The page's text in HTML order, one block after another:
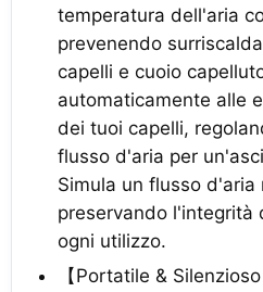
temperatura dell'aria
prevenendo
capelli e cuoio
automaticamente alle
dei tuoi capelli,
flusso d'aria per
Simula un flusso d'aria
preservando l'integrità
ogni utilizzo.
【Portatile &